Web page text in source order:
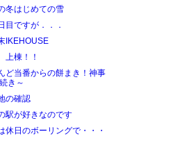
冬はじめての雪
目ですが．．．
IKEHOUSE
棟！！
ど当番からの餅まき！神事
続き～
の確認
駅が好きなのです
休日のボーリングで・・・